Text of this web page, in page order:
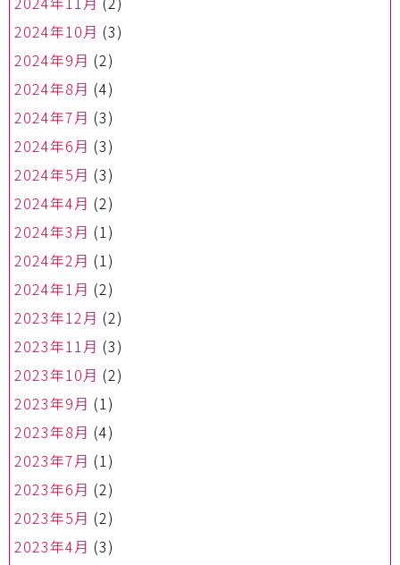
2024年10月 (3)
2024年9月 (2)
2024年8月 (4)
2024年7月 (3)
2024年6月 (3)
2024年5月 (3)
2024年4月 (2)
2024年3月 (1)
2024年2月 (1)
2024年1月 (2)
2023年12月 (2)
2023年11月 (3)
2023年10月 (2)
2023年9月 (1)
2023年8月 (4)
2023年7月 (1)
2023年6月 (2)
2023年5月 (2)
2023年4月 (3)